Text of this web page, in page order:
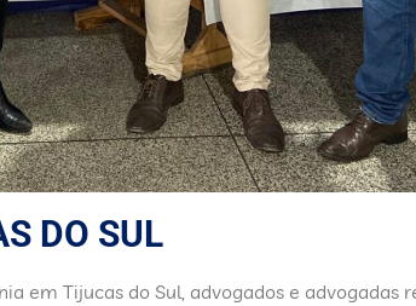
DO SUL
em Tijucas do Sul, advogados e advogadas